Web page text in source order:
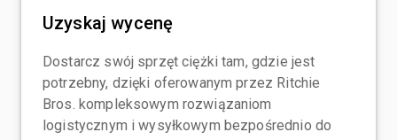
Uzyskaj wycenę
Dostarcz swój sprzęt ciężki tam, gdzie jest
potrzebny, dzięki oferowanym przez Ritchie
Bros. kompleksowym rozwiązaniom
logistycznym i wysyłkowym bezpośrednio do